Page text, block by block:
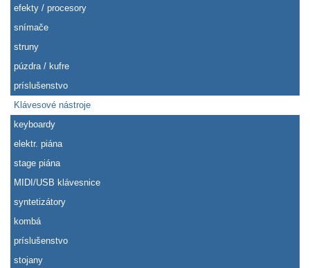
efekty / procesory
snímače
struny
púzdra / kufre
príslušenstvo
Klávesové nástroje
keyboardy
elektr. piána
stage piána
MIDI/USB klávesnice
syntetizátory
kombá
príslušenstvo
stojany